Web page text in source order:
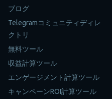
ブログ
Telegramコミュニティディレ
クトリ
無料ツール
収益計算ツール
エンゲージメント計算ツール
キャンペーンROI計算ツール